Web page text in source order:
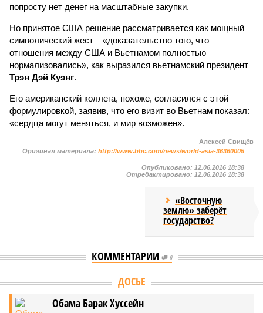
попросту нет денег на масштабные закупки.
Но принятое США решение рассматривается как мощный
символический жест – «доказательство того, что
отношения между США и Вьетнамом полностью
нормализовались», как выразился вьетнамский президент
Трэн Дэй Куэнг.
Его американский коллега, похоже, согласился с этой
формулировкой, заявив, что его визит во Вьетнам показал:
«сердца могут меняться, и мир возможен».
Алексей Свищёв
Оригинал материала: http://www.bbc.com/news/world-asia-36360005
Опубликовано: 12.06.2016 18:38
Отредактировано: 12.06.2016 18:38
«Восточную
землю» заберёт
государство?
КОММЕНТАРИИ 0
ДОСЬЕ
Обама Барак Хуссейн